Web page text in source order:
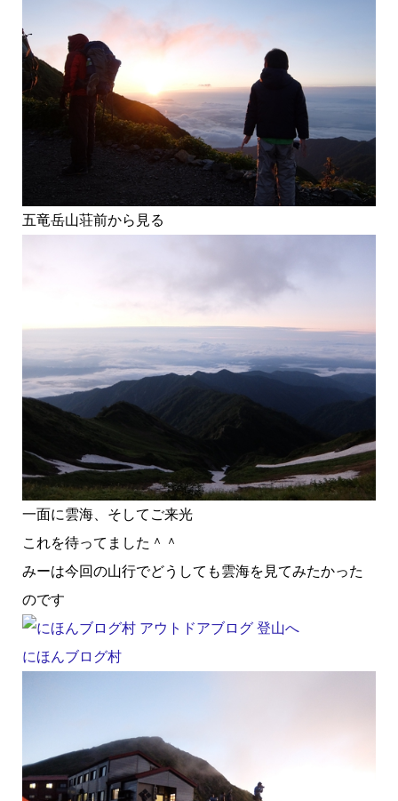
五竜岳山荘前から見る
一面に雲海、そしてご来光
これを待ってました＾＾
みーは今回の山行でどうしても雲海を見てみたかった
のです
にほんブログ村